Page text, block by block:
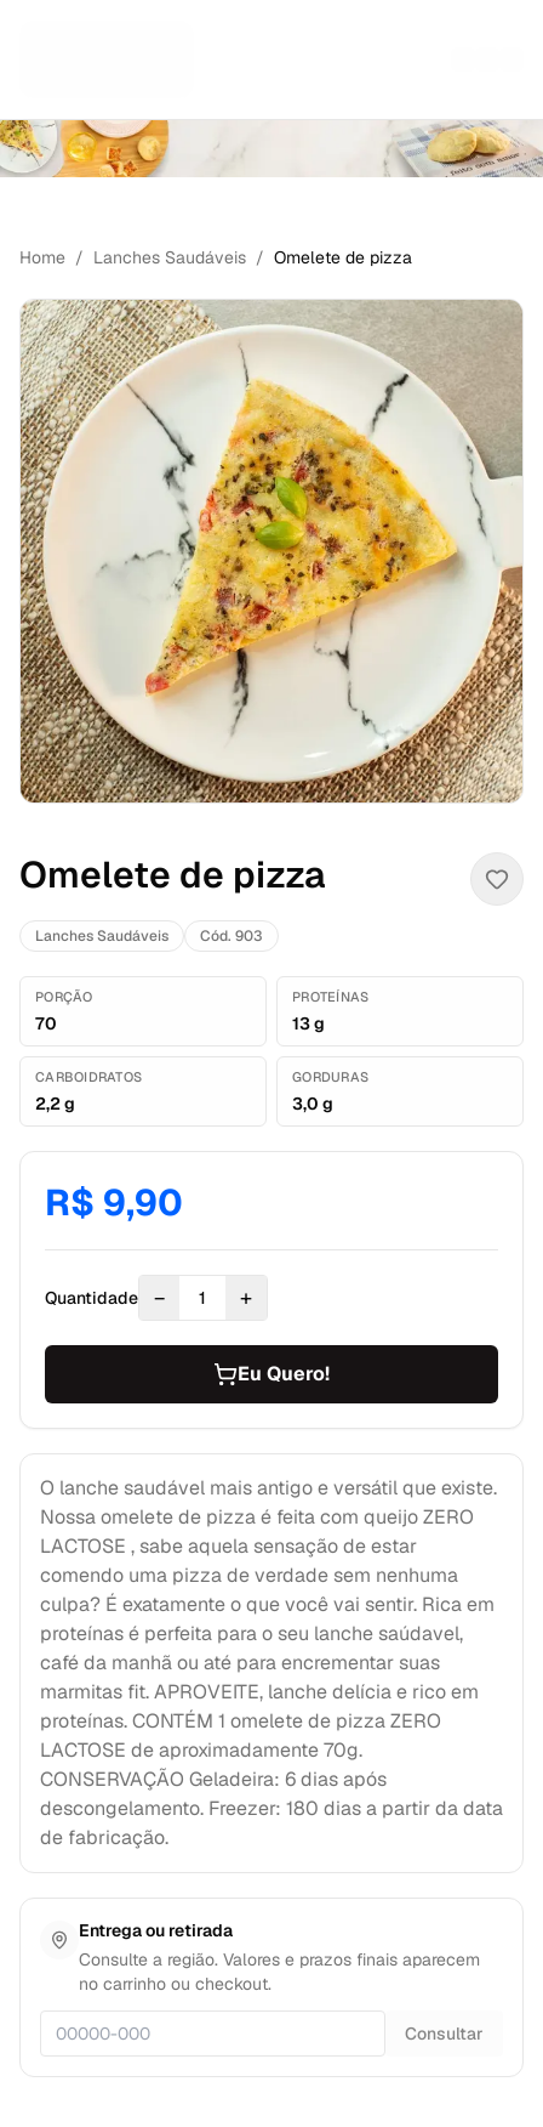
Home / Lanches Saudáveis / Omelete de pizza
Omelete de pizza
Lanches Saudáveis Cód. 903
PORÇÃO
70
PROTEÍNAS
13 g
CARBOIDRATOS
2,2 g
GORDURAS
3,0 g
R$ 9,90
Quantidade − 1 +
Eu Quero!
O lanche saudável mais antigo e versátil que existe.
Nossa omelete de pizza é feita com queijo ZERO
LACTOSE , sabe aquela sensação de estar
comendo uma pizza de verdade sem nenhuma
culpa? É exatamente o que você vai sentir. Rica em
proteínas é perfeita para o seu lanche saúdavel,
café da manhã ou até para encrementar suas
marmitas fit. APROVEITE, lanche delícia e rico em
proteínas. CONTÉM 1 omelete de pizza ZERO
LACTOSE de aproximadamente 70g.
CONSERVAÇÃO Geladeira: 6 dias após
descongelamento. Freezer: 180 dias a partir da data
de fabricação.
Entrega ou retirada
Consulte a região. Valores e prazos finais aparecem
no carrinho ou checkout.
Consultar